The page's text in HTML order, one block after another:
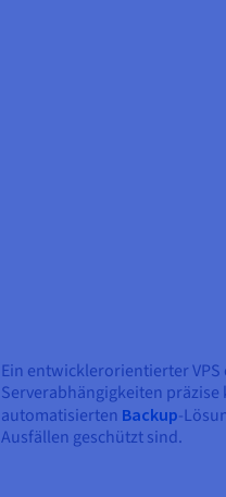
Ein entwicklerorientierter
Serverabhängigkeiten
automatisierten Backup-
Ausfällen geschützt sind.